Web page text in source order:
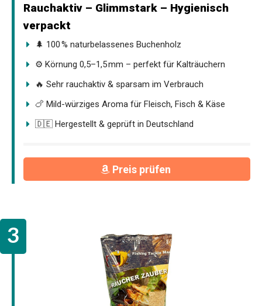
Rauchaktiv – Glimmstark – Hygienisch
verpackt
🌲 100 % naturbelassenes Buchenholz
⚙️ Körnung 0,5–1,5 mm – perfekt für Kalträuchern
🔥 Sehr rauchaktiv & sparsam im Verbrauch
🍗 Mild-würziges Aroma für Fleisch, Fisch & Käse
🇩🇪 Hergestellt & geprüft in Deutschland
Preis prüfen